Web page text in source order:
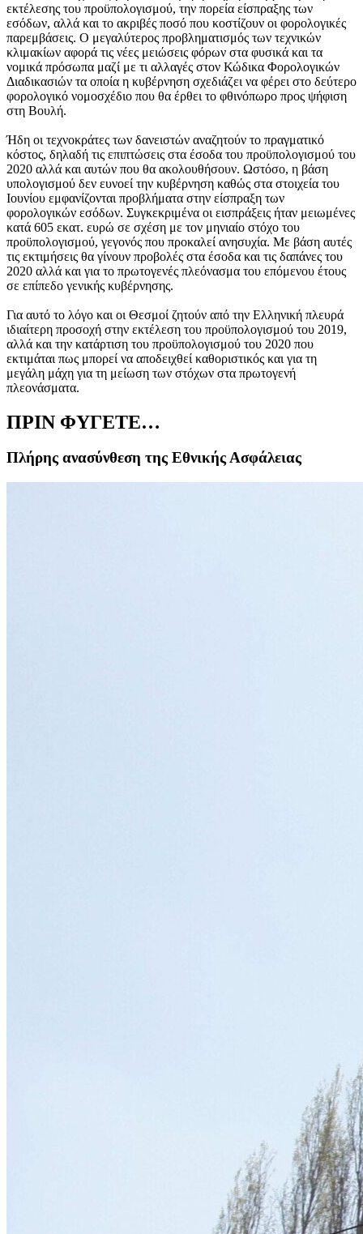
εκτέλεσης του προϋπολογισμού, την πορεία είσπραξης των
εσόδων, αλλά και το ακριβές ποσό που κοστίζουν οι φορολογικές
παρεμβάσεις. Ο μεγαλύτερος προβληματισμός των τεχνικών
κλιμακίων αφορά τις νέες μειώσεις φόρων στα φυσικά και τα
νομικά πρόσωπα μαζί με τι αλλαγές στον Κώδικα Φορολογικών
Διαδικασιών τα οποία η κυβέρνηση σχεδιάζει να φέρει στο δεύτερο
φορολογικό νομοσχέδιο που θα έρθει το φθινόπωρο προς ψήφιση
στη Βουλή.
Ήδη οι τεχνοκράτες των δανειστών αναζητούν το πραγματικό
κόστος, δηλαδή τις επιπτώσεις στα έσοδα του προϋπολογισμού του
2020 αλλά και αυτών που θα ακολουθήσουν. Ωστόσο, η βάση
υπολογισμού δεν ευνοεί την κυβέρνηση καθώς στα στοιχεία του
Ιουνίου εμφανίζονται προβλήματα στην είσπραξη των
φορολογικών εσόδων. Συγκεκριμένα οι εισπράξεις ήταν μειωμένες
κατά 605 εκατ. ευρώ σε σχέση με τον μηνιαίο στόχο του
προϋπολογισμού, γεγονός που προκαλεί ανησυχία. Με βάση αυτές
τις εκτιμήσεις θα γίνουν προβολές στα έσοδα και τις δαπάνες του
2020 αλλά και για το πρωτογενές πλεόνασμα του επόμενου έτους
σε επίπεδο γενικής κυβέρνησης.
Για αυτό το λόγο και οι Θεσμοί ζητούν από την Ελληνική πλευρά
ιδιαίτερη προσοχή στην εκτέλεση του προϋπολογισμού του 2019,
αλλά και την κατάρτιση του προϋπολογισμού του 2020 που
εκτιμάται πως μπορεί να αποδειχθεί καθοριστικός και για τη
μεγάλη μάχη για τη μείωση των στόχων στα πρωτογενή
πλεονάσματα.
ΠΡΙΝ ΦΥΓΕΤΕ…
Πλήρης ανασύνθεση της Εθνικής Ασφάλειας